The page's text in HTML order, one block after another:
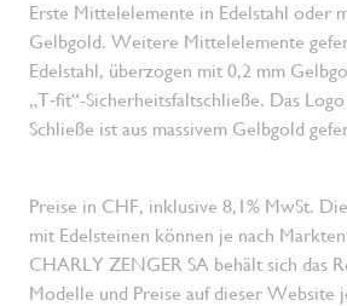
Erste Mittelelemente in Edelstahl oder
Gelbgold. Weitere Mittelelemente
Edelstahl, überzogen mit 0,2 mm
„T‑fit“-Sicherheits­faltschließe. Das
Schließe ist aus massivem Gelbgold
Preise in CHF, inklusive 8,1% MwSt.
mit Edelsteinen können je nach
CHARLY ZENGER SA behält sich das
Modelle und Preise auf dieser Website